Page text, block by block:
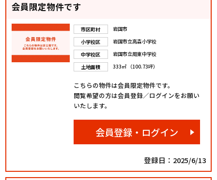
会員限定物件です
市区町村
岩国市
小学校区
岩国市立高森小学校
中学校区
岩国市立周東中学校
土地面積
333㎡ （100.73坪）
こちらの物件は会員限定物件です。
閲覧希望の方は会員登録／ログインをお願い
いたします。
会員登録・ログイン
登録日：2025/6/13